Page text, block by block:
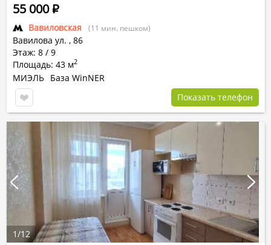
Вавиловская (11 мин. пешком)
Вавилова ул. , 86
Этаж: 8 / 9
Площадь: 43 м2
55 000Р
МИЭЛЬ База WinNER
Показать телефон
1/12